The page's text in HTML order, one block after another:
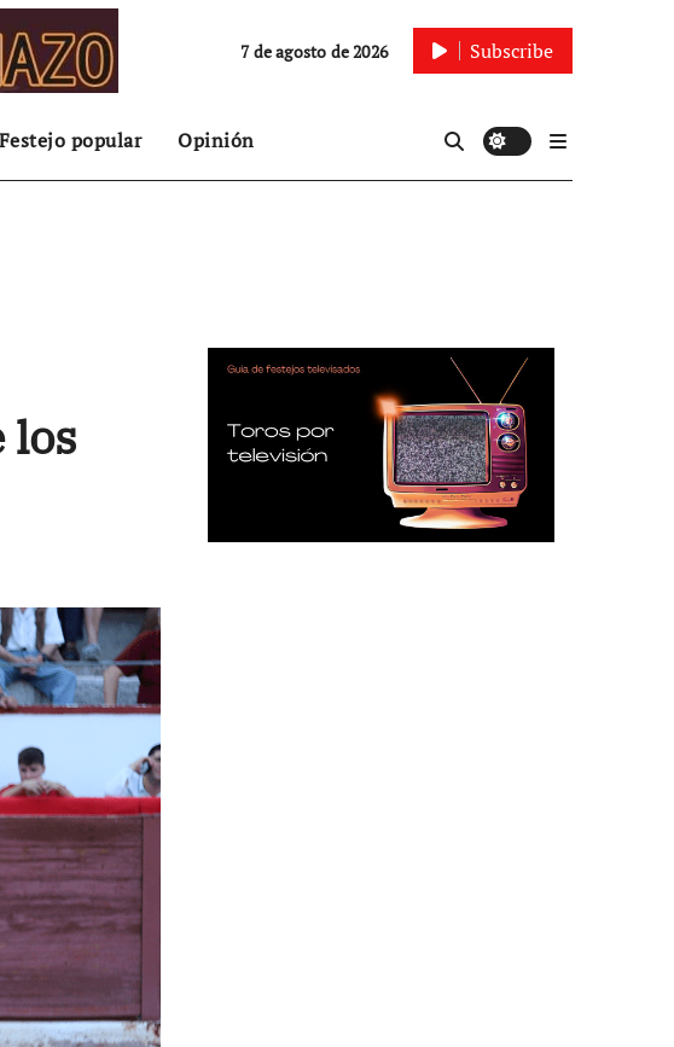
7 de agosto de 2026 Subscribe
Festejo popular Opinión
los